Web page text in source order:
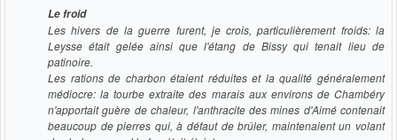
Le froid
Les hivers de la guerre furent, je crois, particulièrement froids: la
Leysse était gelée ainsi que l'étang de Bissy qui tenait lieu de
patinoire.
Les rations de charbon étaient réduites et la qualité généralement
médiocre: la tourbe extraite des marais aux environs de Chambéry
n'apportait guère de chaleur, l'anthracite des mines d'Aimé contenait
beaucoup de pierres qui, à défaut de brûler, maintenaient un volant